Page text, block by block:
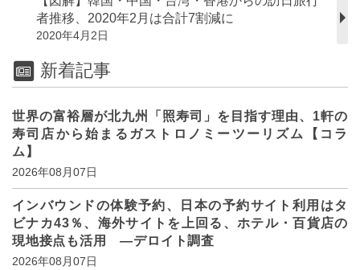
者推移、2020年2月は合計7割減に
2020年4月2日
新着記事
世界の富裕層が北九州「照寿司」を目指す理由、1軒の
寿司店から始まるガストロノミーツーリズム【コラ
ム】
2026年08月07日
インバウンドの体験予約、日本の予約サイト利用はタ
ビナカ43％、海外サイトを上回る、ホテル・百貨店の
現地接点も活用 ―デロイト調査
2026年08月07日